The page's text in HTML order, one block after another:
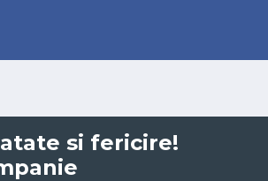
si fericire!